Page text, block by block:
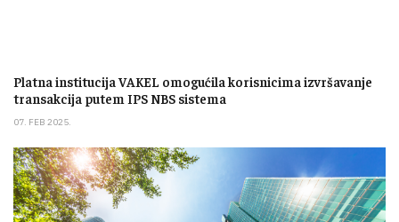
Platna institucija VAKEL omogućila korisnicima izvršavanje
transakcija putem IPS NBS sistema
07. FEB 2025.